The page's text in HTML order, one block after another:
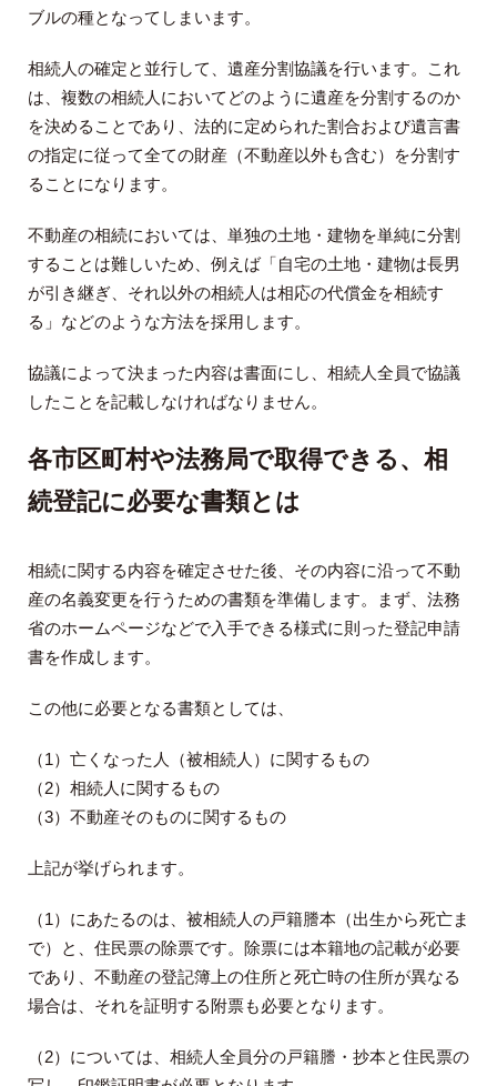
ブルの種となってしまいます。
相続人の確定と並行して、遺産分割協議を行います。これ
は、複数の相続人においてどのように遺産を分割するのか
を決めることであり、法的に定められた割合および遺言書
の指定に従って全ての財産（不動産以外も含む）を分割す
ることになります。
不動産の相続においては、単独の土地・建物を単純に分割
することは難しいため、例えば「自宅の土地・建物は長男
が引き継ぎ、それ以外の相続人は相応の代償金を相続す
る」などのような方法を採用します。
協議によって決まった内容は書面にし、相続人全員で協議
したことを記載しなければなりません。
各市区町村や法務局で取得できる、相
続登記に必要な書類とは
相続に関する内容を確定させた後、その内容に沿って不動
産の名義変更を行うための書類を準備します。まず、法務
省のホームページなどで入手できる様式に則った登記申請
書を作成します。
この他に必要となる書類としては、
（1）亡くなった人（被相続人）に関するもの
（2）相続人に関するもの
（3）不動産そのものに関するもの
上記が挙げられます。
（1）にあたるのは、被相続人の戸籍謄本（出生から死亡ま
で）と、住民票の除票です。除票には本籍地の記載が必要
であり、不動産の登記簿上の住所と死亡時の住所が異なる
場合は、それを証明する附票も必要となります。
（2）については、相続人全員分の戸籍謄・抄本と住民票の